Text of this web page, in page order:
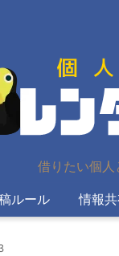
借りたい個
ルール 情報